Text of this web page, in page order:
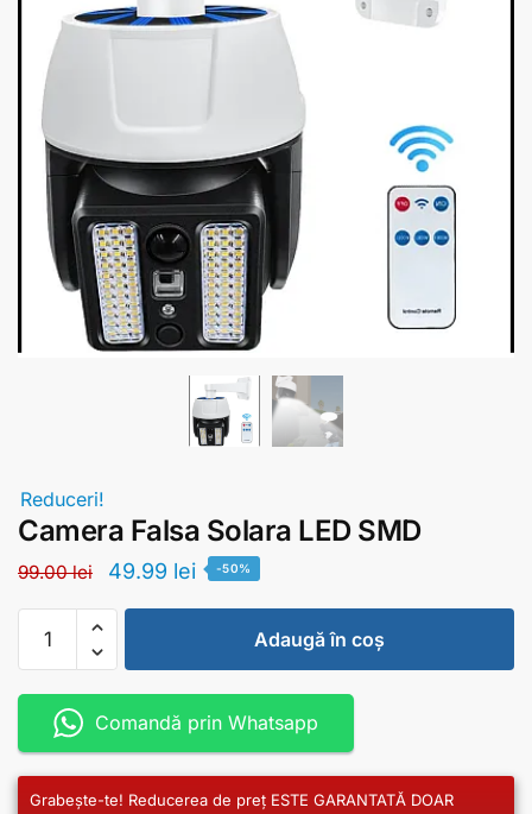
Reduceri!
Camera Falsa Solara LED SMD
99.00lei 49.99 lei -50%
Adaugă în coș
Comandă prin Whatsapp
Grabește-te! Reducerea de preț ESTE GARANTATĂ DOAR